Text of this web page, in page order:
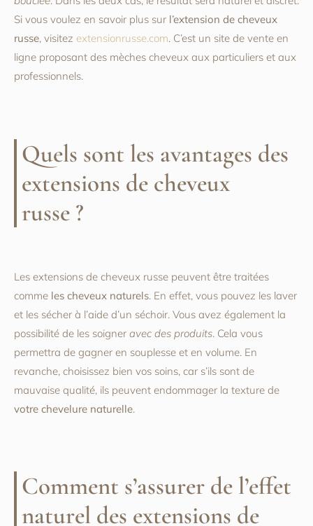
Si vous voulez en savoir plus sur l’extension de cheveux
russe, visitez extensionrusse.com. C’est un site de vente en
ligne proposant des mèches cheveux aux particuliers et aux
professionnels.
Quels sont les avantages des
extensions de cheveux
russe ?
Les extensions de cheveux russe peuvent être traitées
comme les cheveux naturels. En effet, vous pouvez les laver
et les sécher à l’aide d’un séchoir. Vous avez également la
possibilité de les soigner avec des produits. Cela vous
permettra de gagner en souplesse et en volume. En
revanche, choisissez bien vos soins, car s’ils sont de
mauvaise qualité, ils peuvent endommager la texture de
votre chevelure naturelle.
Comment s’assurer de l’effet
naturel des extensions de